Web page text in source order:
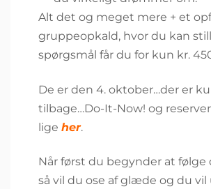
Alt det og meget mere + et
gruppeopkald, hvor du kan
spørgsmål får du for kun kr.
De er den 4. oktober…der er
tilbage…Do-It-Now! og
lige her.
Når først du begynder at følge
så vil du ose af glæde og du